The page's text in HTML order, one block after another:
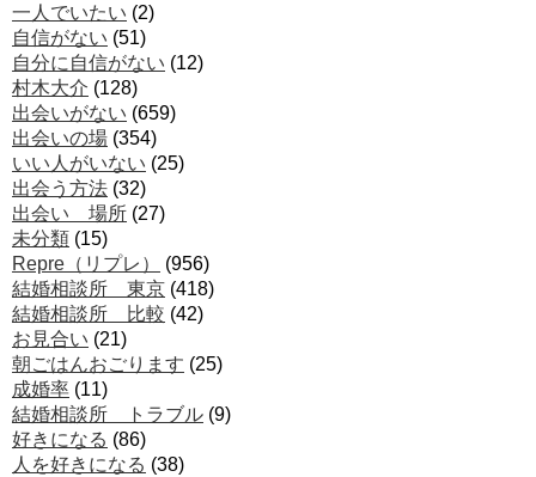
一人でいたい (2)
自信がない (51)
自分に自信がない (12)
村木大介 (128)
出会いがない (659)
出会いの場 (354)
いい人がいない (25)
出会う方法 (32)
出会い 場所 (27)
未分類 (15)
Repre（リプレ）
(956)
結婚相談所 東京 (418)
結婚相談所 比較 (42)
お見合い (21)
朝ごはんおごります (25)
成婚率 (11)
結婚相談所 トラブル (9)
好きになる (86)
人を好きになる (38)